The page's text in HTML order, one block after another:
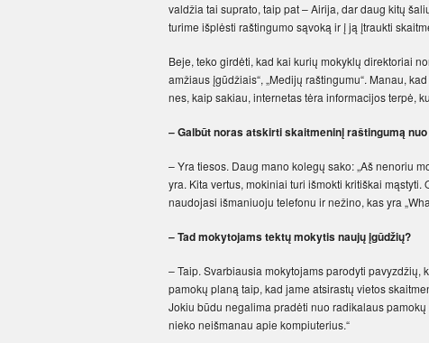
valdžia tai suprato, taip pat – Airija, dar daug kitų
turime išplėsti raštingumo sąvoką ir į ją įtraukti
Beje, teko girdėti, kad kai kurių mokyklų direktoriai
amžiaus įgūdžiais“, „Medijų raštingumu“. Manau,
nes, kaip sakiau, internetas tėra informacijos terpė,
– Galbūt noras atskirti skaitmeninį raštingumą
– Yra tiesos. Daug mano kolegų sako: „Aš nenoriu
yra. Kita vertus, mokiniai turi išmokti kritiškai
naudojasi išmaniuoju telefonu ir nežino, kas yra
– Tad mokytojams tektų mokytis naujų įgūdžių?
– Taip. Svarbiausia mokytojams parodyti pavyzdžių,
pamokų planą taip, kad jame atsirastų vietos
Jokiu būdu negalima pradėti nuo radikalaus
nieko neišmanau apie kompiuterius.“